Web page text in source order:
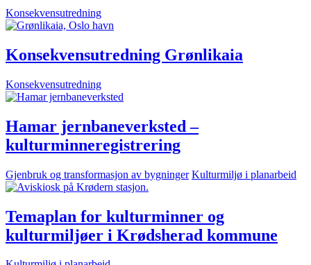
Konsekvensutredning
Konsekvensutredning Grønlikaia
Konsekvensutredning
Hamar jernbaneverksted –
kulturminneregistrering
Gjenbruk og transformasjon av bygninger Kulturmiljø i planarbeid
Temaplan for kulturminner og
kulturmiljøer i Krødsherad kommune